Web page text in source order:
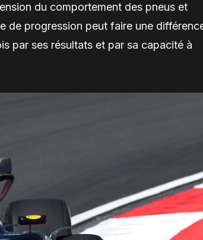
du comportement des pneus et
de progression peut faire une
par ses résultats et par sa capacité à